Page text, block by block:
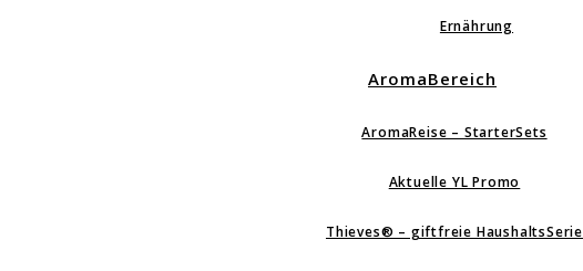
Ernährung
AromaBereich
AromaReise – StarterSets
Aktuelle YL Promo
Thieves® – giftfreie HaushaltsSerie